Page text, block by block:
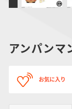
アンパンマ
お気に入り